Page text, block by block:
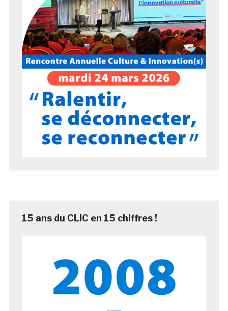
15 ans du CLIC en 15 chiffres !